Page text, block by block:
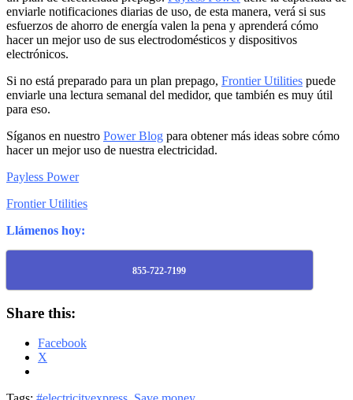
enviarle notificaciones diarias de uso, de esta manera, verá si sus
esfuerzos de ahorro de energía valen la pena y aprenderá cómo
hacer un mejor uso de sus electrodomésticos y dispositivos
electrónicos.
Si no está preparado para un plan prepago, Frontier Utilities puede
enviarle una lectura semanal del medidor, que también es muy útil
para eso.
Síganos en nuestro Power Blog para obtener más ideas sobre cómo
hacer un mejor uso de nuestra electricidad.
Payless Power
Frontier Utilities
Llámenos hoy:
855-722-7199
Share this:
Facebook
X